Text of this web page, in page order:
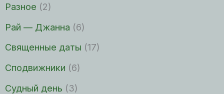
Разное (2)
Рай — Джанна (6)
Священные даты (17)
Сподвижники (6)
Судный день (3)